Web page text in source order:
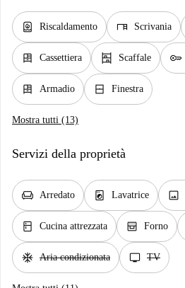
water_heater Riscaldamento desk Scrivania
dresser Cassettiera shelves Scaffale key
dresser Armadio window_closed Finestra
Mostra tutti (13)
Servizi della proprietà
chair Arredato local_laundry_service Lavatrice image
kitchen Cucina attrezzata oven_gen Forno
ac_unit Aria condizionata tv TV